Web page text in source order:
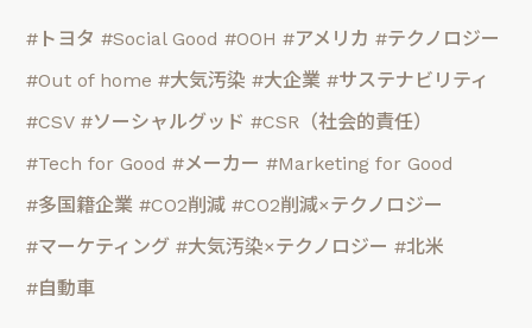
#トヨタ #Social Good #OOH #アメリカ #テクノロジー
#Out of home #大気汚染 #大企業 #サステナビリティ
#CSV #ソーシャルグッド #CSR（社会的責任）
#Tech for Good #メーカー #Marketing for Good
#多国籍企業 #CO2削減 #CO2削減×テクノロジー
#マーケティング #大気汚染×テクノロジー #北米
#自動車